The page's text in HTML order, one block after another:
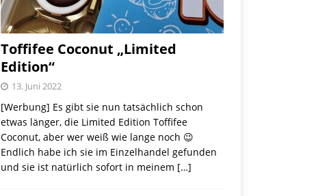
Toffifee Coconut „Limited
Edition“
13. Juni 2022
[Werbung] Es gibt sie nun tatsächlich schon
etwas länger, die Limited Edition Toffifee
Coconut, aber wer weiß wie lange noch 😉
Endlich habe ich sie im Einzelhandel gefunden
und sie ist natürlich sofort in meinem […]